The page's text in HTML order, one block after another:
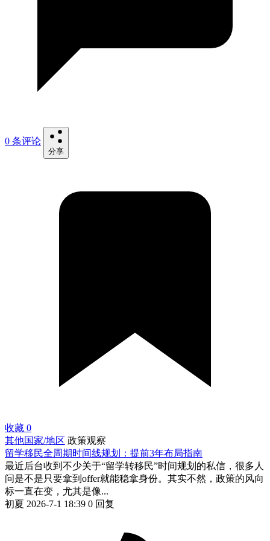
0 条评论
分享
收藏 0
其他国家/地区 政策观察
留学移民全周期时间线规划：提前3年布局指南
最近后台收到不少关于“留学转移民”时间规划的私信，很多人
问是不是只要拿到offer就能稳拿身份。其实不然，政策的风向
标一直在变，尤其是像...
初夏 2026-7-1 18:39 0 回复